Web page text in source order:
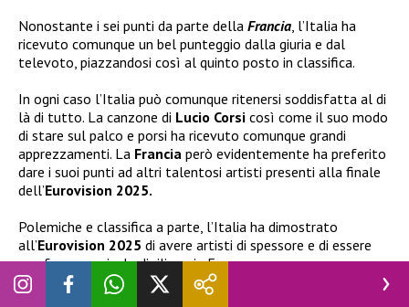
Nonostante i sei punti da parte della Francia, l’Italia ha
ricevuto comunque un bel punteggio dalla giuria e dal
televoto, piazzandosi così al quinto posto in classifica.
In ogni caso l’Italia può comunque ritenersi soddisfatta al di
là di tutto. La canzone di Lucio Corsi così come il suo modo
di stare sul palco e porsi ha ricevuto comunque grandi
apprezzamenti. La Francia però evidentemente ha preferito
dare i suoi punti ad altri talentosi artisti presenti alla finale
dell’Eurovision 2025.
Polemiche e classifica a parte, l’Italia ha dimostrato
all’Eurovision 2025 di avere artisti di spessore e di essere
una forza musicale di rilievo in Europa.